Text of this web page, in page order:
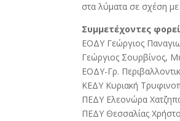
στα λύματα σε σχέση
Συμμετέχοντες
ΕΟΔΥ Γεώργιος
Γεώργιος Σουρβίνος,
ΕΟΔΥ-Γρ.
ΚΕΔΥ Κυριακή
ΠΕΔΥ Ελεονώρα
ΠΕΔΥ Θεσσαλίας